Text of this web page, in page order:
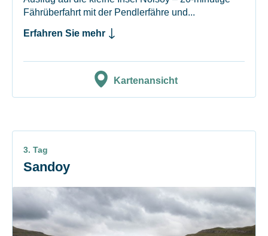
Fährüberfahrt mit der Pendlerfähre und...
Erfahren Sie mehr
Kartenansicht
3. Tag
Sandoy